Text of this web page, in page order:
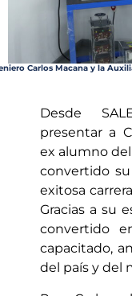
Carlos Macana y la
Desde
presentar a
ex alumno
convertido
exitosa
Gracias a su
convertido
capacitado,
del país y del